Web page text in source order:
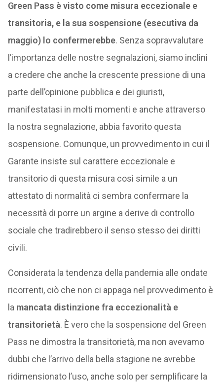
Green Pass è visto come misura eccezionale e
transitoria, e la sua sospensione (esecutiva da
maggio) lo confermerebbe. Senza sopravvalutare
l’importanza delle nostre segnalazioni, siamo inclini
a credere che anche la crescente pressione di una
parte dell’opinione pubblica e dei giuristi,
manifestatasi in molti momenti e anche attraverso
la nostra segnalazione, abbia favorito questa
sospensione. Comunque, un provvedimento in cui il
Garante insiste sul carattere eccezionale e
transitorio di questa misura così simile a un
attestato di normalità ci sembra confermare la
necessità di porre un argine a derive di controllo
sociale che tradirebbero il senso stesso dei diritti
civili.
Considerata la tendenza della pandemia alle ondate
ricorrenti, ciò che non ci appaga nel provvedimento è
la mancata distinzione fra eccezionalità e
transitorietà. È vero che la sospensione del Green
Pass ne dimostra la transitorietà, ma non avevamo
dubbi che l’arrivo della bella stagione ne avrebbe
ridimensionato l’uso, anche solo per semplificare la